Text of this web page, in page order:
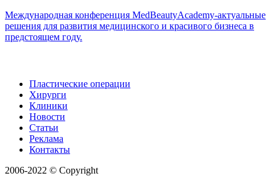
Международная конференция MedBeautyAcademy-актуальные
решения для развития медицинского и красивого бизнеса в
предстоящем году.
Пластические операции
Хирурги
Клиники
Новости
Статьи
Реклама
Контакты
2006-2022 © Copyright